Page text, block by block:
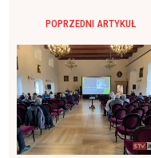
POPRZEDNI ARTYKUŁ